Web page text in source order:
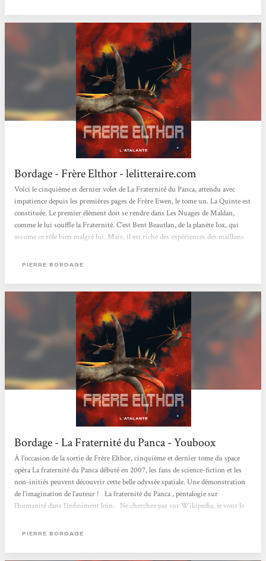
Bordage - Frère Elthor - lelitteraire.com
Voici le cinquième et dernier volet de La Fraternité du Panca, attendu avec
impatience depuis les premières pages de Frère Ewen, le tome un. La Quinte est
constituée. Le premier élément doit se rendre dans Les Nuages de Maldan,
comme le lui souffle la Fraternité. C’est Bent Beautlan, de la planète Iox, qui
assume ce rôle bien malgré lui. Mais, il est riche des expériences des maillons
de la Voie Lactée où il se trouve, car c’est le nom du jumeau maléfique d’Elkar,...
PIERRE BORDAGE
Bordage - La Fraternité du Panca - Youboox
À l’occasion de la sortie de Frère Elthor, cinquième et dernier tome du space
opéra La fraternité du Panca débuté en 2007, les fans de science-fiction et les
non-initiés peuvent découvrir cette belle odyssée spatiale. Une démonstration
de l’imagination de l’auteur ! La fraternité du Panca , pentalogie sur
l’humanité dans l’infiniment loin. Ne cherchez pas sur Wikipedia, je vous le
dans l’infiniment loin. L’humanité a...
PIERRE BORDAGE